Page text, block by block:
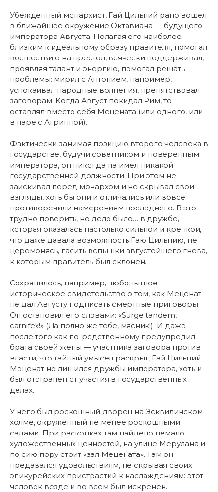
Убежденный монархист, Гай Цильний рано вошел
в ближайшее окружение Октавиана — будущего
императора Августа. Полагая его наиболее
близким к идеальному образу правителя, помогал
восшествию на престол, всячески поддерживал,
проявляя талант и энергию, помогал решать
проблемы: мирил с Антонием, например,
успокаивал народные волнения, препятствовал
заговорам. Когда Август покидал Рим, то
оставлял вместо себя Мецената (или одного, или
в паре с Агриппой).
Фактически занимая позицию второго человека в
государстве, будучи советником и поверенным
императора, он никогда на имел никакой
государственной должности. При этом не
заискивал перед монархом и не скрывал свои
взгляды, хоть бы они и отличались или вовсе
противоречили намерениям последнего. В это
трудно поверить, но дело было… в дружбе,
которая оказалась настолько сильной и крепкой,
что даже давала возможность Гаю Цильнию, не
церемонясь, гасить вспышки августейшего гнева,
к которым правитель был склонен.
Сохранилось, например, любопытное
историческое свидетельство о том, как Меценат
не дал Августу подписать смертные приговоры.
Он остановил его словами: «Surge tandem,
carnifex!» (Да полно же тебе, мясник!). И даже
после того как по-родственному предупредил
брата своей жены — участника заговора против
власти, что тайный умысел раскрыт, Гай Цильний
Меценат не лишился дружбы императора, хоть и
был отстранен от участия в государственных
делах.
У него был роскошный дворец на Эсквилинском
холме, окруженный не менее роскошными
садами. При раскопках там найдено немало
художественных ценностей, на улице Мерулана и
по сию пору стоит «зал Мецената». Там он
предавался удовольствиям, не скрывая своих
эпикурейских пристрастий к наслаждениям: этот
человек везде и во всем был искренен.